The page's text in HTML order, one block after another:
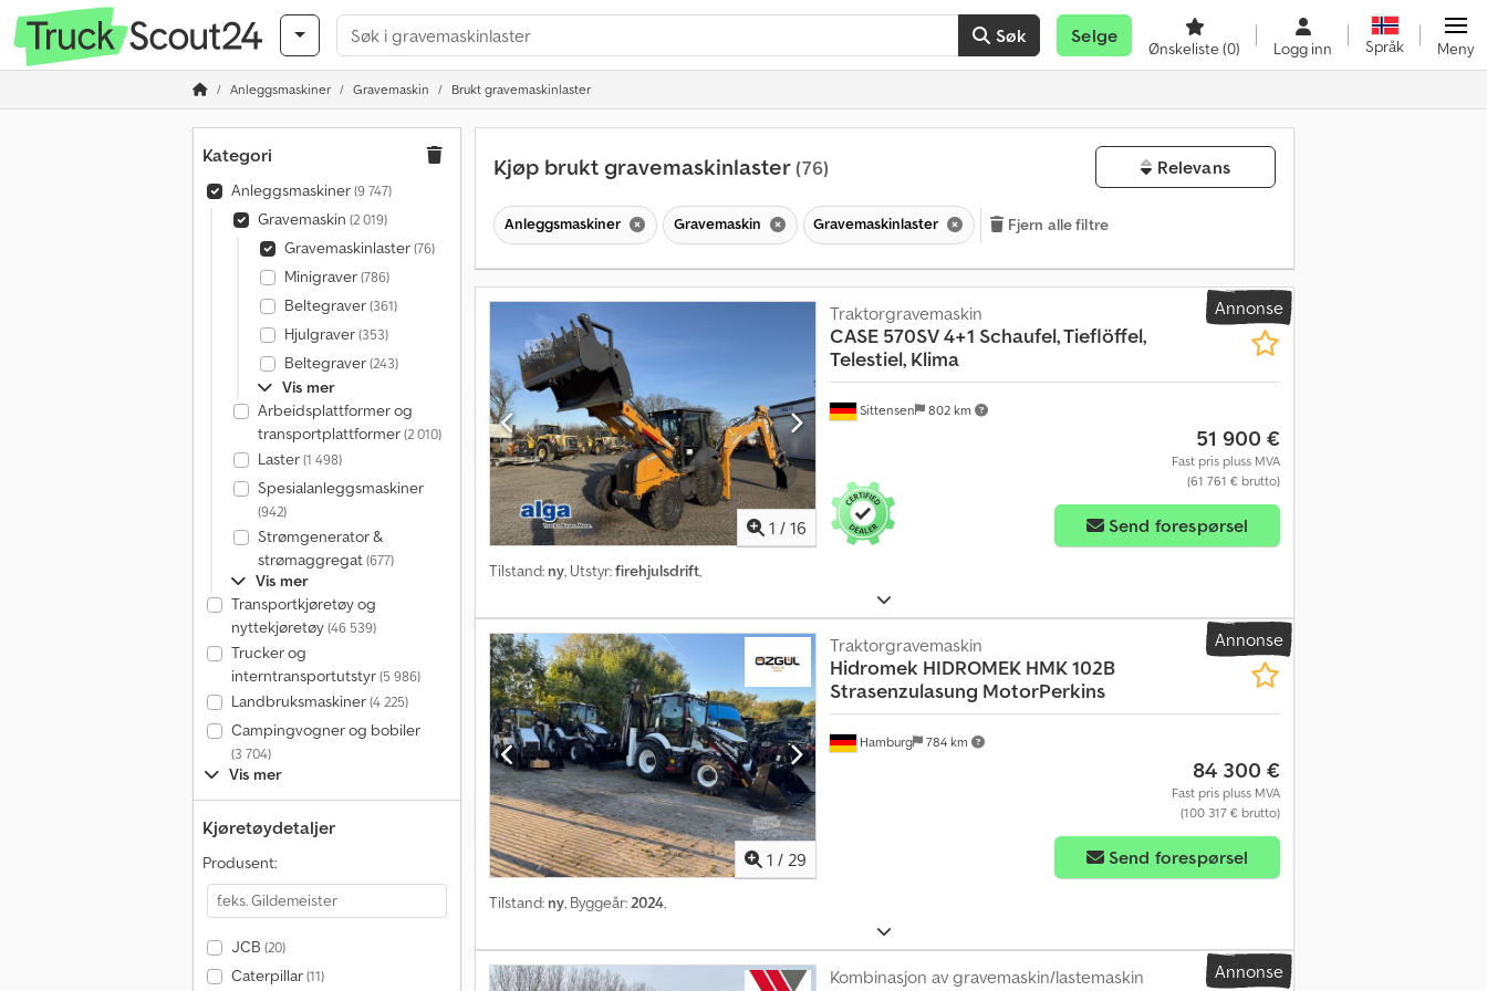
Søk Selge
Ønskeliste(0) Logg inn Språk Meny
Anleggsmaskiner Gravemaskin Brukt gravemaskinlaster
Kategori
Anleggsmaskiner(9 747)
Gravemaskin (2 019)
Gravemaskinlaster(76)
Minigraver(786)
Beltegraver(361)
Hjulgraver(353)
Beltegraver(243)
Vis mer
Arbeidsplattformer og
transportplattformer(2 010)
Laster(1 498)
Spesialanleggsmaskiner
(942)
Strømgenerator &
strømaggregat(677)
Vis mer
Transportkjøretøy og
nyttekjøretøy(46 539)
Trucker og
interntransportutstyr(5 986)
Landbruksmaskiner(4 225)
Campingvogner og bobiler
(3 704)
Vis mer
Kjøretøydetaljer
Produsent:
JCB (20)
Caterpillar(11)
Kjøp brukt gravemaskinlaster(76) Relevans
Anleggsmaskiner Gravemaskin Gravemaskinlaster Fjern alle filtre
Annonse
1 / 16
Sittensen 802 km
Traktorgravemaskin
CASE 570SV 4+1 Schaufel, Tieflöffel,
Telestiel, Klima
51 900 €
Fast pris pluss MVA
(61 761 € brutto)
Send forespørsel
Tilstand: ny, Utstyr:firehjulsdrift,
Annonse
1 / 29
Hamburg 784 km
Traktorgravemaskin
Hidromek HIDROMEK HMK 102B
Strasenzulasung MotorPerkins
84 300 €
Fast pris pluss MVA
(100 317 € brutto)
Send forespørsel
Tilstand: ny, Byggeår:2024,
Annonse
Kombinasjon av gravemaskin/lastemaskin
g
t
v
r
4
m
i
l
t
e
e